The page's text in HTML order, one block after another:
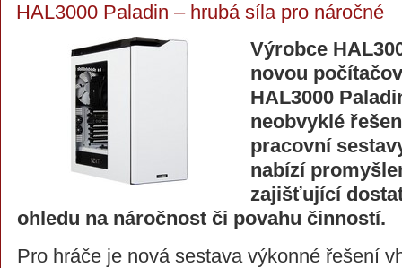
HAL3000 Paladin – hrubá síla pro náročné
Výrobce
novou
HAL3000
neobvyklé
pracovní
nabízí
zajišťující
ohledu na náročnost či povahu činností.
Pro hráče je nová sestava výkonné řešení